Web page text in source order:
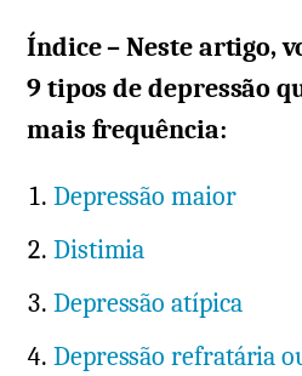
Índice – Neste artigo,
9 tipos de depressão
mais frequência:
Depressão maior
Distimia
Depressão atípica
Depressão refratária